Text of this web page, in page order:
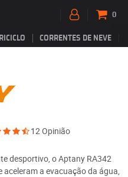
CORRENTES DE NEVE
0
12 Opinião
desportivo, o Aptany RA342
a evacuação da água,